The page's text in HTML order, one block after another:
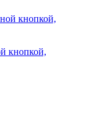
кнопкой,